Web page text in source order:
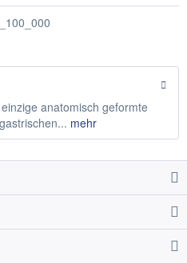
anatomisch geformte
mehr